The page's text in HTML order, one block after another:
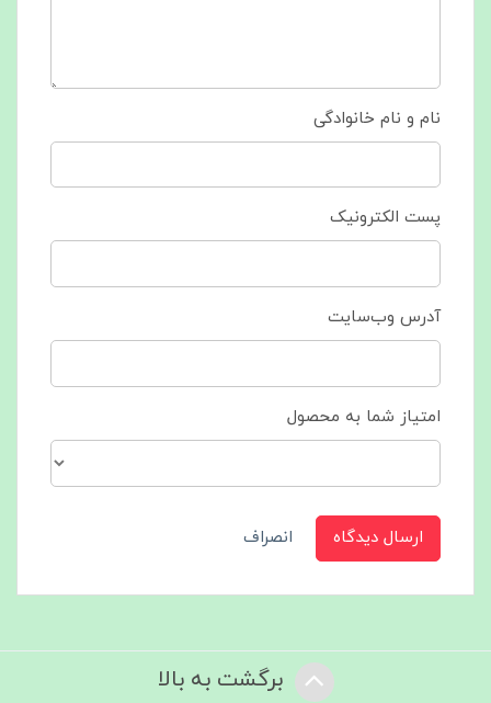
نام و نام خانوادگی
پست الکترونیک
آدرس وب‌سایت
امتیاز شما به محصول
ارسال دیدگاه انصراف
برگشت به بالا